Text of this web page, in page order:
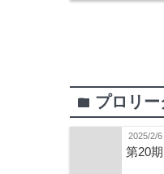
folder プロリー
2025/2/6
第20